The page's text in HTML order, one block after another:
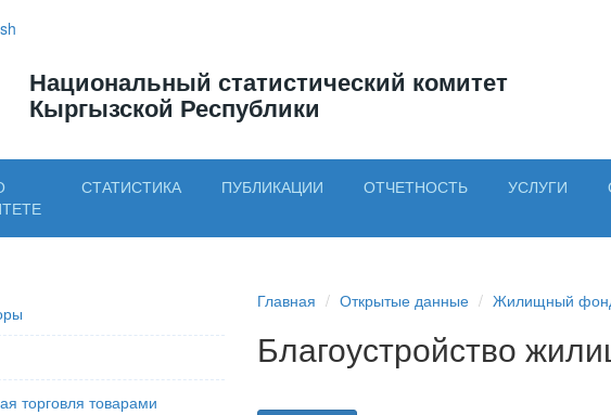
Национальный статистический комитет
Кыргызской Республики
СТАТИСТИКА ПУБЛИКАЦИИ ОТЧЕТНОСТЬ УСЛУГИ
торговля товарами
Главная Открытые данные Жилищный
Благоустройство